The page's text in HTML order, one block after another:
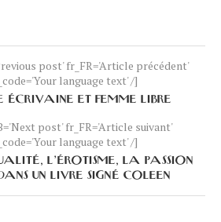
post' fr_FR='Article précédent'
language text' /]
ÉCRIVAINE ET FEMME LIBRE
post' fr_FR='Article suivant'
language text' /]
L’ÉROTISME, LA PASSION
UN LIVRE SIGNÉ COLEEN